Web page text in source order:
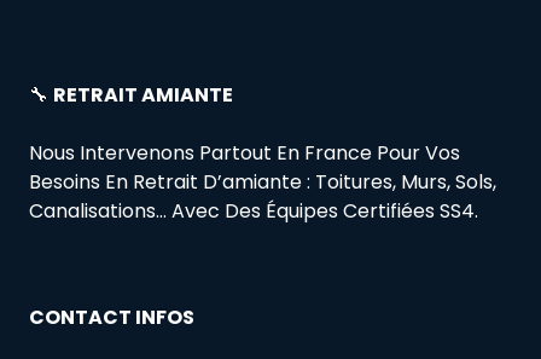
🔧 RETRAIT AMIANTE
Nous Intervenons Partout En France Pour Vos
Besoins En Retrait D’amiante : Toitures, Murs, Sols,
Canalisations… Avec Des Équipes Certifiées SS4.
CONTACT INFOS